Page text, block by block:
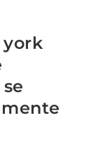
york